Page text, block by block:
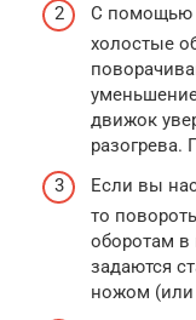
С помощью
холостые
движок
разогрева.
Если вы
то
оборотам в
задаются
ножом (или